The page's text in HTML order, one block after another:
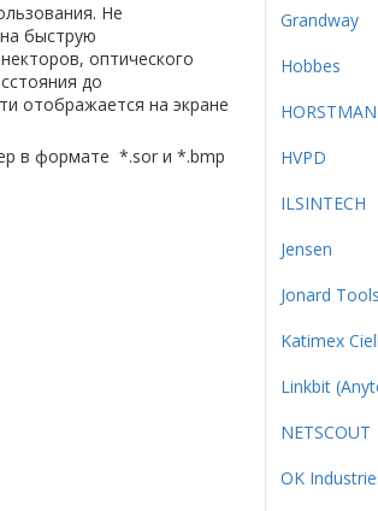
Не
быструю
оптического
до
отображается на экране
в формате *.sor и *.bmp
Grandway
Hobbes
HVPD
ILSINTECH
Jensen
Jonard Tools
Katimex
Linkbit
NETSCOUT
OK